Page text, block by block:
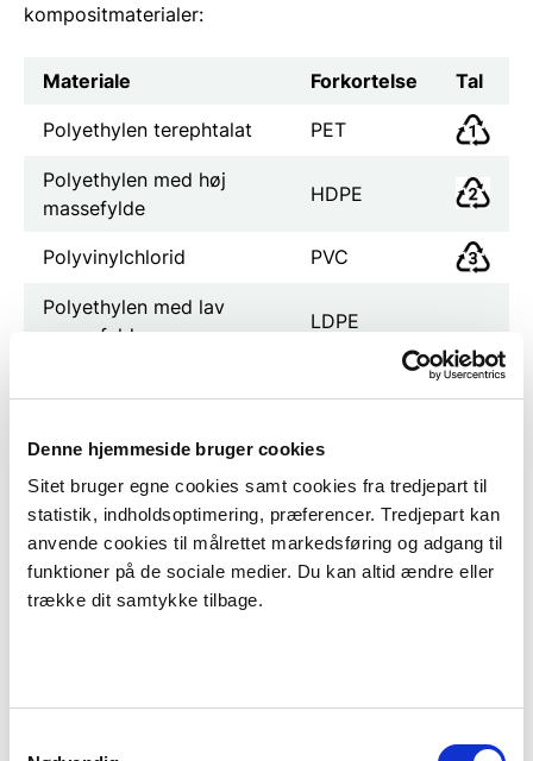
Denne hjemmeside bruger cookies
Sitet bruger egne cookies samt cookies fra tredjepart til
statistik, indholdsoptimering, præferencer. Tredjepart kan
anvende cookies til målrettet markedsføring og adgang til
funktioner på de sociale medier. Du kan altid ændre eller
trække dit samtykke tilbage.
kompositmaterialer:
Materiale Forkortelse Tal
Polyethylen terephtalat PET
Polyethylen med høj
massefylde
HDPE
Polyvinylchlorid PVC
Polyethylen med lav
massefylde
LDPE
Emballage lavet af forskellige
materialer
En emballage kan bestå af flere forskellige materialer
det fremherskende materiale. Forkortelsen skal
skrives med store bogstaver. Eksempel: C/PAP.